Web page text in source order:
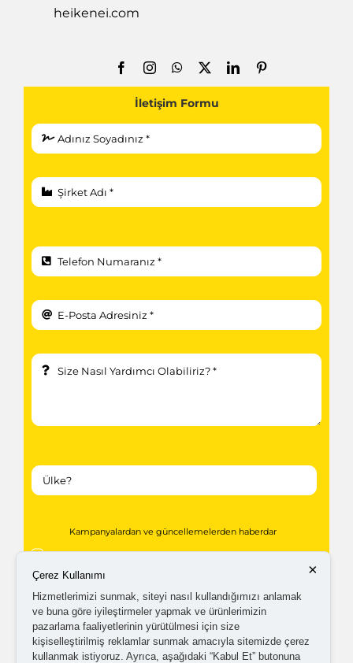
heikenei.com
İletişim Formu
Kampanyalardan ve güncellemelerden haberdar
gönderilmesini kabul ediyorum.
Kişisel verilerimin işlenmesine yönelikaydınlatma ve
açık rıza metni 'ni okudum, onaylıyorum.
×
Çerez Kullanımı
Hizmetlerimizi sunmak, siteyi nasıl kullandığımızı anlamak
ve buna göre iyileştirmeler yapmak ve ürünlerimizin
pazarlama faaliyetlerinin yürütülmesi için size
kişiselleştirilmiş reklamlar sunmak amacıyla sitemizde çerez
kullanmak istiyoruz. Ayrıca, aşağıdaki “Kabul Et” butonuna